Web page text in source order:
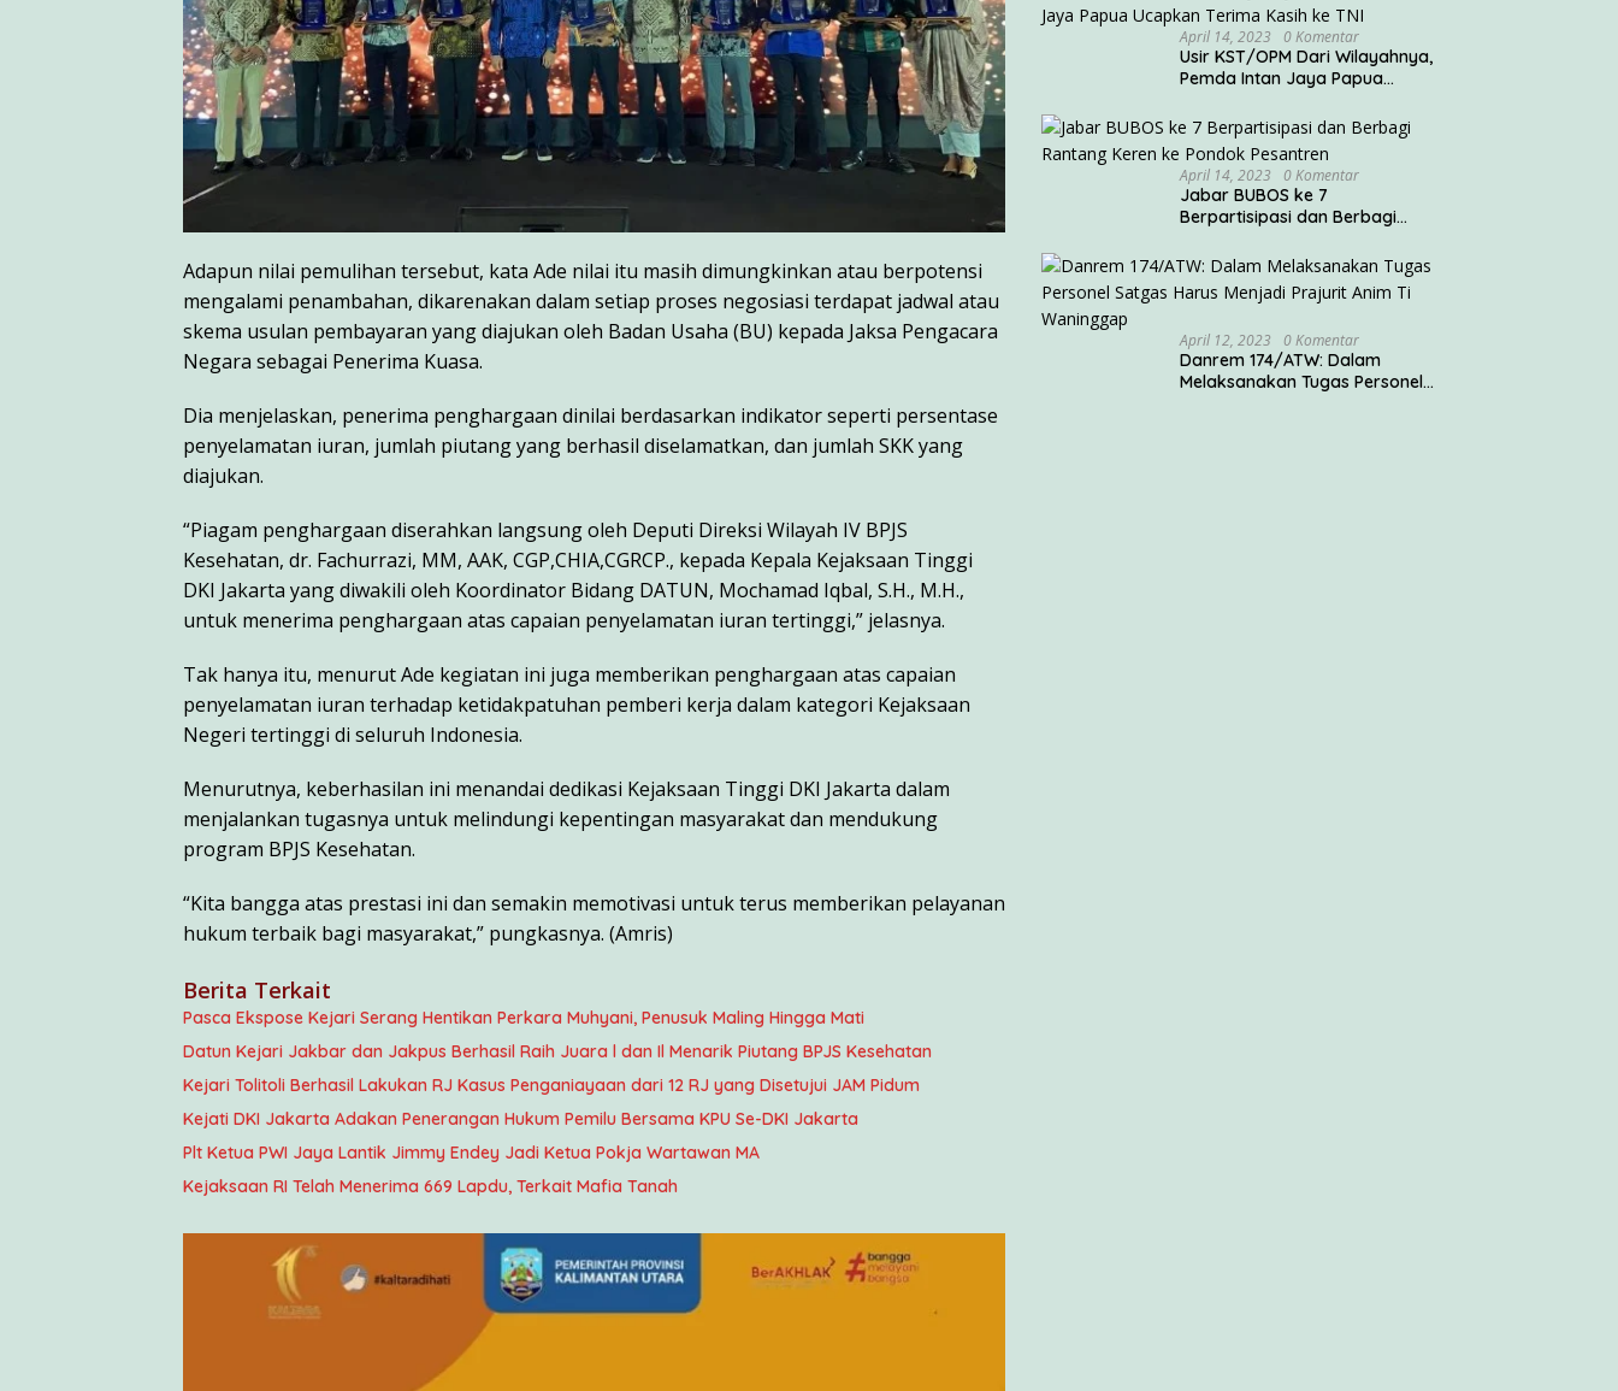
Adapun nilai pemulihan tersebut, kata Ade nilai itu masih dimungkinkan atau berpotensi
mengalami penambahan, dikarenakan dalam setiap proses negosiasi terdapat jadwal atau
skema usulan pembayaran yang diajukan oleh Badan Usaha (BU) kepada Jaksa Pengacara
Negara sebagai Penerima Kuasa.
Dia menjelaskan, penerima penghargaan dinilai berdasarkan indikator seperti persentase
penyelamatan iuran, jumlah piutang yang berhasil diselamatkan, dan jumlah SKK yang
diajukan.
“Piagam penghargaan diserahkan langsung oleh Deputi Direksi Wilayah IV BPJS
Kesehatan, dr. Fachurrazi, MM, AAK, CGP,CHIA,CGRCP., kepada Kepala Kejaksaan Tinggi
DKI Jakarta yang diwakili oleh Koordinator Bidang DATUN, Mochamad Iqbal, S.H., M.H.,
untuk menerima penghargaan atas capaian penyelamatan iuran tertinggi,” jelasnya.
Tak hanya itu, menurut Ade kegiatan ini juga memberikan penghargaan atas capaian
penyelamatan iuran terhadap ketidakpatuhan pemberi kerja dalam kategori Kejaksaan
Negeri tertinggi di seluruh Indonesia.
Menurutnya, keberhasilan ini menandai dedikasi Kejaksaan Tinggi DKI Jakarta dalam
menjalankan tugasnya untuk melindungi kepentingan masyarakat dan mendukung
program BPJS Kesehatan.
“Kita bangga atas prestasi ini dan semakin memotivasi untuk terus memberikan pelayanan
hukum terbaik bagi masyarakat,” pungkasnya. (Amris)
Berita Terkait
Pasca Ekspose Kejari Serang Hentikan Perkara Muhyani, Penusuk Maling Hingga Mati
Datun Kejari Jakbar dan Jakpus Berhasil Raih Juara l dan Il Menarik Piutang BPJS Kesehatan
Kejari Tolitoli Berhasil Lakukan RJ Kasus Penganiayaan dari 12 RJ yang Disetujui JAM Pidum
Kejati DKI Jakarta Adakan Penerangan Hukum Pemilu Bersama KPU Se-DKI Jakarta
Plt Ketua PWI Jaya Lantik Jimmy Endey Jadi Ketua Pokja Wartawan MA
Kejaksaan RI Telah Menerima 669 Lapdu, Terkait Mafia Tanah
April 14, 2023 0 Komentar
Usir KST/OPM Dari Wilayahnya,
Pemda Intan Jaya Papua
April 14, 2023 0 Komentar
Jabar BUBOS ke 7
Berpartisipasi dan Berbagi
Pesantren
April 12, 2023 0 Komentar
Danrem 174/ATW: Dalam
Melaksanakan Tugas Personel